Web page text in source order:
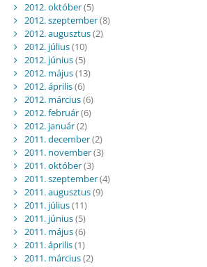
2012. október(5)
2012. szeptember(8)
2012. augusztus(2)
2012. július(10)
2012. június(5)
2012. május(13)
2012. április(6)
2012. március(6)
2012. február(6)
2012. január(2)
2011. december(2)
2011. november(3)
2011. október(3)
2011. szeptember(4)
2011. augusztus(9)
2011. július(11)
2011. június(5)
2011. május(6)
2011. április(1)
2011. március(2)